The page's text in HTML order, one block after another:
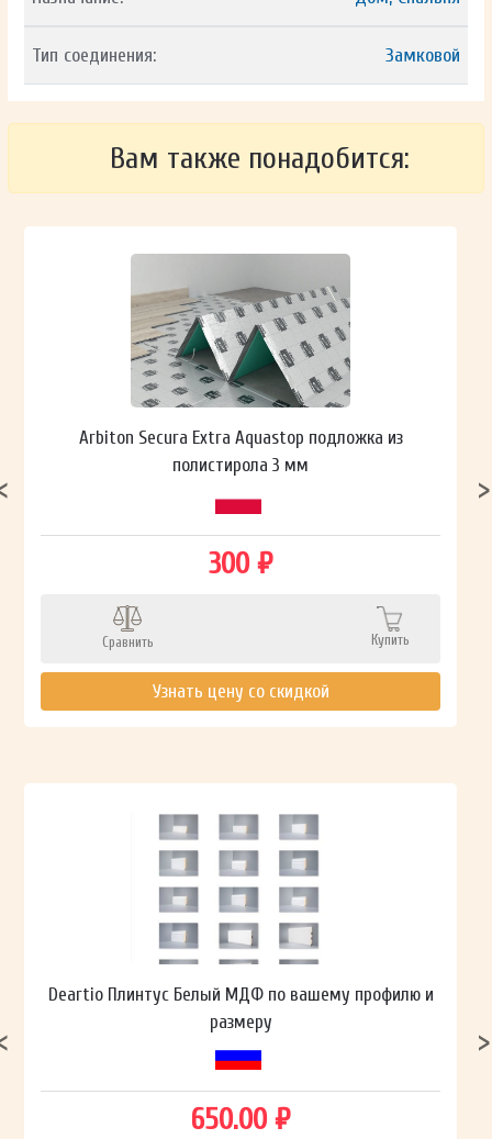
Тип соединения: Замковой
Вам также понадобится:
Arbiton Secura Extra Aquastop подложка из
полистирола 3 мм
300 ₽
Сравнить Купить
Узнать цену со скидкой
Deartio Плинтус Белый МДФ по вашему профилю и
размеру
650.00 ₽